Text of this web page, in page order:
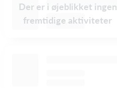
Der er i øjeblikket ingen
fremtidige aktiviteter